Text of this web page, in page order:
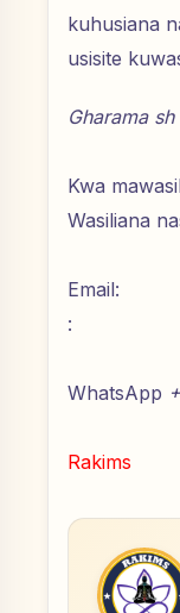
kuhusiana
usisite
Gharama
Kwa
Wasiliana
Email:
:
WhatsApp
Rakims